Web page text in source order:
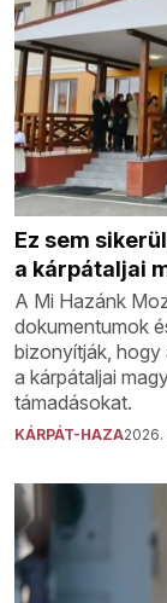
Ez sem
a kárpátaljai
A Mi Hazánk
dokumentumok
bizonyítják,
a kárpátaljai
támadásokat.
KÁRPÁT-HAZA2026.